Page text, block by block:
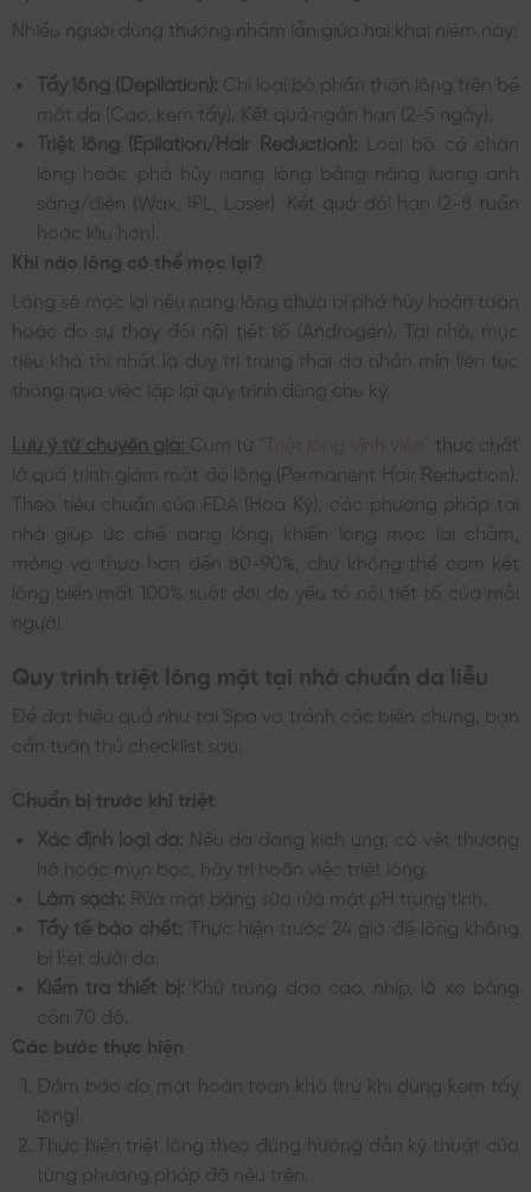
Nhiều người dùng thường nhầm lẫn giữa hai khái niệm này:
Tẩy lông (Depilation): Chỉ loại bỏ phần thân lông trên bề
mặt da (Cạo, kem tẩy). Kết quả ngắn hạn (2-5 ngày).
Triệt lông (Epilation/Hair Reduction):
Loại bỏ cả chân
lông hoặc phá hủy nang lông bằng năng lượng ánh
sáng/điện (Wax, IPL, Laser). Kết quả dài hạn (2-8 tuần
hoặc lâu hơn).
Khi nào lông có thể mọc lại?
Lông sẽ mọc lại nếu nang lông chưa bị phá hủy hoàn toàn
hoặc do sự thay đổi nội tiết tố (Androgen). Tại nhà, mục
tiêu khả thi nhất là duy trì trạng thái da nhẵn mịn liên tục
thông qua việc lặp lại quy trình đúng chu kỳ.
Lưu ý từ chuyên gia: Cụm từ
thực chất
là quá trình giảm mật độ lông (Permanent Hair Reduction).
Theo tiêu chuẩn của FDA (Hoa Kỳ), các phương pháp tại
nhà giúp ức chế nang lông, khiến lông mọc lại chậm,
mỏng và thưa hơn đến 80-90%, chứ không thể cam kết
lông biến mất 100% suốt đời do yếu tố nội tiết tố của mỗi
người.
Quy trình triệt lông mặt tại nhà chuẩn da liễu
Để đạt hiệu quả như tại Spa và tránh các biến chứng, bạn
cần tuân thủ checklist sau:
Chuẩn bị trước khi triệt
Xác định loại da: Nếu da đang kích ứng, có vết thương
hở hoặc mụn bọc, hãy trì hoãn việc triệt lông.
Làm sạch: Rửa mặt bằng sữa rửa mặt pH trung tính.
Tẩy tế bào chết: Thực hiện trước 24 giờ để lông không
bị kẹt dưới da.
Kiểm tra thiết bị:
Khử trùng dao cạo, nhíp, lò xo bằng
cồn 70 độ.
Các bước thực hiện
Đảm bảo da mặt hoàn toàn khô (trừ khi dùng kem tẩy
lông).
Thực hiện triệt lông theo đúng hướng dẫn kỹ thuật của
từng phương pháp đã nêu trên.